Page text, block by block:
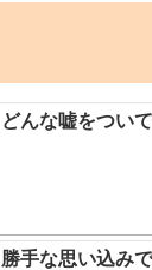
どんな嘘をつい
勝手な思い込み